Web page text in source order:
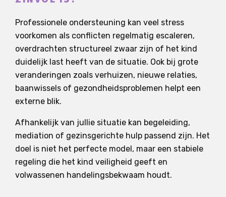
Professionele ondersteuning kan veel stress
voorkomen als conflicten regelmatig escaleren,
overdrachten structureel zwaar zijn of het kind
duidelijk last heeft van de situatie. Ook bij grote
veranderingen zoals verhuizen, nieuwe relaties,
baanwissels of gezondheidsproblemen helpt een
externe blik.
Afhankelijk van jullie situatie kan begeleiding,
mediation of gezinsgerichte hulp passend zijn. Het
doel is niet het perfecte model, maar een stabiele
regeling die het kind veiligheid geeft en
volwassenen handelingsbekwaam houdt.